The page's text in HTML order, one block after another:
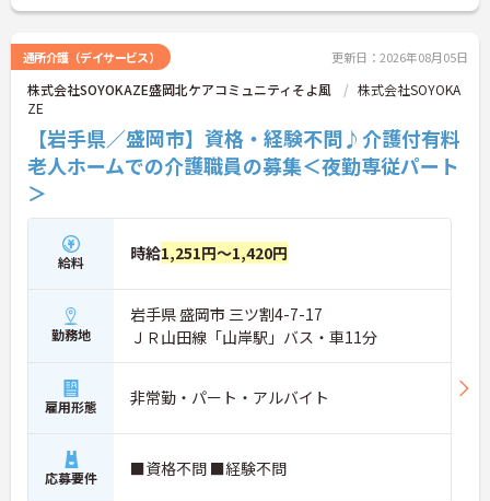
通所介護（デイサービス） 更新日：2026年08月05日
株式会社SOYOKAZE盛岡北ケアコミュニティそよ風
株式会社SOYOKA
ZE
【岩手県／盛岡市】資格・経験不問♪介護付有料
老人ホームでの介護職員の募集＜夜勤専従パート
＞
給料 時給1,251円～1,420円
勤務地
岩手県 盛岡市 三ツ割4-7-17
ＪＲ山田線「山岸駅」バス・車11分
雇用形態 非常勤・パート・アルバイト
応募要件 ■資格不問 ■経験不問